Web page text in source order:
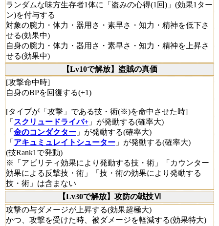
ランダムな味方生存者1体に「盗みの心得(1回)」(効果1ター
ン)を付与する
対象の腕力・体力・器用さ・素早さ・知力・精神を低下さ
せる(効果中)
自身の腕力・体力・器用さ・素早さ・知力・精神を上昇さ
せる(効果中)
【Lv10で解放】盗賊の真価
[攻撃命中時]
自身のBPを回復する(+1)
[タイプが「攻撃」である技・術(※)を命中させた時]
「 スクリュードライバ+ 」が発動する(確率大)
「 金のコンダクター 」が発動する(確率大)
「 アキュミュレイトシューター 」が発動する(確率大)
(技Rank1で発動)
※「アビリティ効果により発動する技・術」「カウンター
効果による反撃技・術」「技・術の効果により発動する
技・術」は含まない
【Lv30で解放】攻防の戦技Ⅵ
攻撃の与ダメージが上昇する(効果超極大)
かつ、攻撃を受けた時、被ダメージを軽減する(効果特大)